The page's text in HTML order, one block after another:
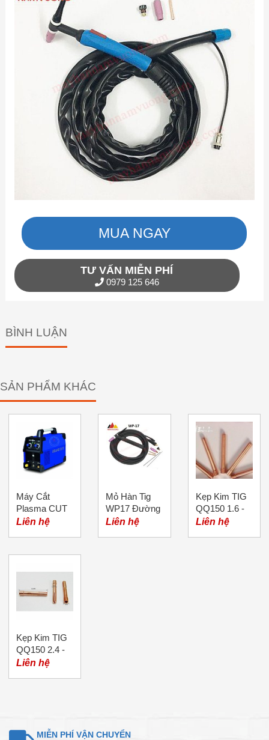
MUA NGAY
TƯ VẤN MIỄN PHÍ
0979 125 646
BÌNH LUẬN
SẢN PHẨM KHÁC
Máy Cắt
Plasma CUT
40CT Riland
Liên hệ
Mỏ Hàn Tig
WP17 Đường
Lực Riêng
Liên hệ
Kẹp Kim TIG
QQ150 1.6 -
36mm
Liên hệ
Kẹp Kim TIG
QQ150 2.4 -
36mm
Liên hệ
MIỄN PHÍ VẬN CHUYỂN